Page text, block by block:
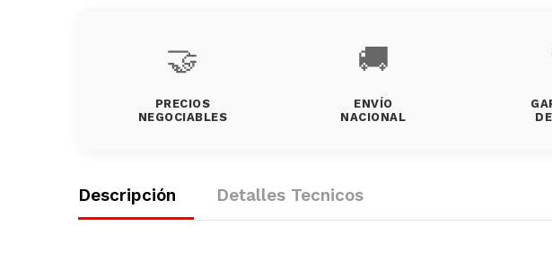
🤝
PRECIOS
NEGOCIABLES
🚚
ENVÍO
NACIONAL
Descripción Detalles Tecnicos